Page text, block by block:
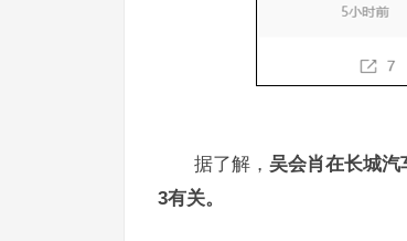
据了解， 吴会肖在长城汽
3有关。